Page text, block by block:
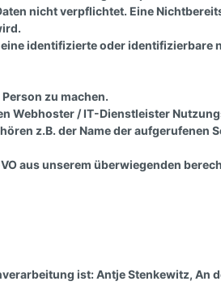
beim Reiten
nicht verpflichtet. Eine
identifizierte oder identifizierbare
zu machen.
Webhoster / IT-Dienstleister
z.B. der Name der aufgerufenen
aus unserem überwiegenden
ist:Antje Stenkewitz, An